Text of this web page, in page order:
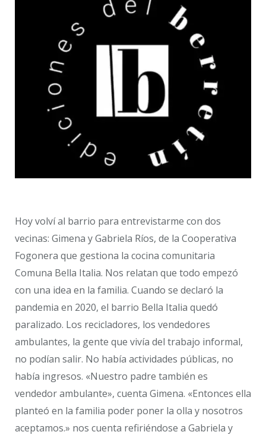
Hoy volví al barrio para entrevistarme con dos
vecinas: Gimena y Gabriela Ríos, de la Cooperativa
Fogonera que gestiona la cocina comunitaria
Comuna Bella Italia. Nos relatan que todo empezó
con una idea en la familia. Cuando se declaró la
pandemia en 2020, el barrio Bella Italia quedó
paralizado. Los recicladores, los vendedores
ambulantes, la gente que vivía del trabajo informal,
no podían salir. No había actividades públicas, no
había ingresos. «Nuestro padre también es
vendedor ambulante», cuenta Gimena. «Entonces ella
planteó en la familia poder poner la olla y nosotros
aceptamos.» nos cuenta refiriéndose a Gabriela y